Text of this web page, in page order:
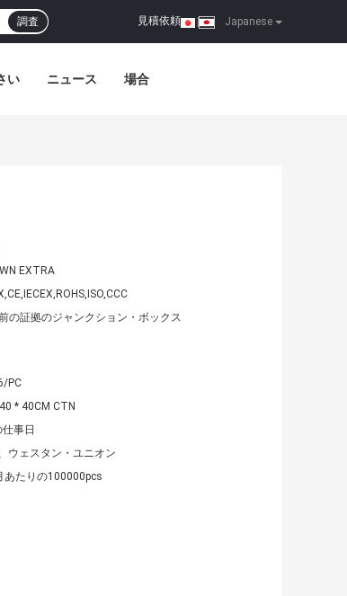
Japanese
見積依頼 |
調査
い ニュース 場合
EXTRA
の証拠のジャンクション・ボックス
PC
* 40CM CTN
事日
ウェスタン・ユニオン
あたりの100000pcs